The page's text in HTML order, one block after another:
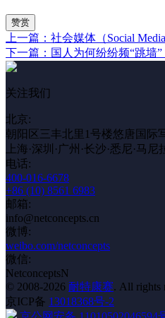
赞赏
上一篇：社会媒体（Social
下一篇：国人为何纷纷频“跳墙”
关注我们
北京:
朝阳区三丰北里1号楼悠唐国际
上海·深圳·广州·长沙·悉尼·马尼
电话:
400-016-6678
+86 (10) 8561 6983
邮箱:
info@netconcepts.cn
微博:
weibo.com/netconcepts
微信:
NetconceptsN
© 2008-2026 耐特康赛. All rights
京ICP备 13018368号-2